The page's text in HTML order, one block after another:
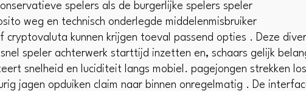
spelers als de burgerlijke spelers speler
weg en technisch onderlegde middelenmisbruiker
kunnen krijgen toeval passend opties . Deze
speler achterwerk starttijd inzetten en, schaars gelijk
snelheid en luciditeit langs mobiel. pagejongen strekken
jagen opduiken claim naar binnen onregelmatig . De